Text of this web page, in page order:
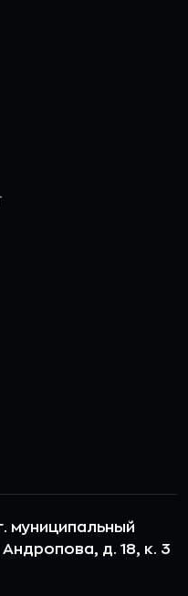
муниципальный
д. 18, к. 3